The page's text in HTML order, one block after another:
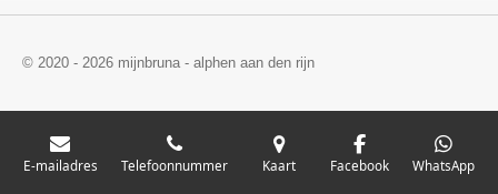
© 2020 - 2026 mijnbruna - alphen aan den rijn
E-mailadres Telefoonnummer Kaart Facebook WhatsApp